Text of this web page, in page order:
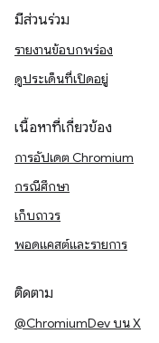
มีส่วนร่วม
รายงานข้อบกพร่อง
ดูประเด็นที่เปิดอยู่
เนื้อหาที่เกี่ยวข้อง
การอัปเดต Chromium
กรณีศึกษา
เก็บถาวร
พอดแคสต์และรายการ
ติดตาม
@ChromiumDev บน X